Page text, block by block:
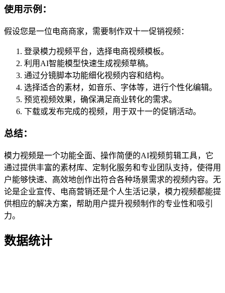
使用示例：
假设您是一位电商商家，需要制作双十一促销视频：
登录模力视频平台，选择电商视频模板。
利用AI智能模型快速生成视频草稿。
通过分镜脚本功能细化视频内容和结构。
选择适合的素材，如音乐、字体等，进行个性化编辑。
预览视频效果，确保满足商业转化的需求。
下载或发布完成的视频，用于双十一的促销活动。
总结：
模力视频是一个功能全面、操作简便的AI视频剪辑工具，它
通过提供丰富的素材库、定制化服务和专业团队支持，使得用
户能够快速、高效地创作出符合各种场景需求的视频内容。无
论是企业宣传、电商营销还是个人生活记录，模力视频都能提
供相应的解决方案，帮助用户提升视频制作的专业性和吸引
力。
数据统计